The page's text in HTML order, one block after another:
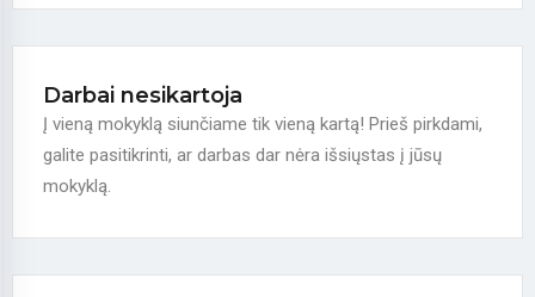
Darbai nesikartoja
Į vieną mokyklą siunčiame tik vieną kartą! Prieš pirkdami,
galite pasitikrinti, ar darbas dar nėra išsiųstas į jūsų
mokyklą.